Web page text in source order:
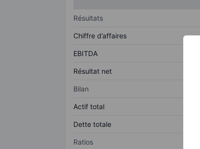
Résultats
Chiffre d’affaires
EBITDA
Résultat net
Bilan
Actif total
Dette totale
Ratios